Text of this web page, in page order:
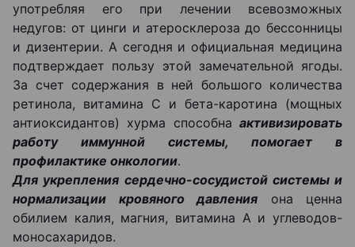
употребляя его при лечении всевозможных
недугов: от цинги и атеросклероза до бессонницы
и дизентерии. А сегодня и официальная медицина
подтверждает пользу этой замечательной ягоды.
За счет содержания в ней большого количества
ретинола, витамина С и бета-каротина (мощных
антиоксидантов) хурма способна активизировать
работу иммунной системы, помогает в
профилактике онкологии.
Для укрепления сердечно-сосудистой системы и
нормализации кровяного давления она ценна
обилием калия, магния, витамина А и углеводов-
моносахаридов.